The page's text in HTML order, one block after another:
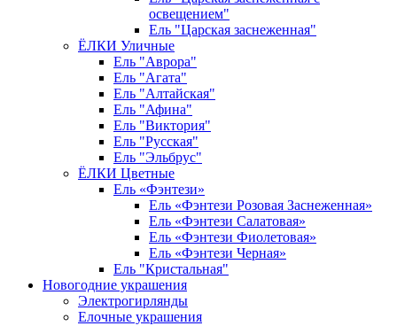
освещением"
Ель "Царская заснеженная"
ЁЛКИ Уличные
Ель "Аврора"
Ель "Агата"
Ель "Алтайская"
Ель "Афина"
Ель "Виктория"
Ель "Русская"
Ель "Эльбрус"
ЁЛКИ Цветные
Ель «Фэнтези»
Ель «Фэнтези Розовая Заснеженная»
Ель «Фэнтези Салатовая»
Ель «Фэнтези Фиолетовая»
Ель «Фэнтези Черная»
Ель "Кристальная"
Новогодние украшения
Электрогирлянды
Елочные украшения